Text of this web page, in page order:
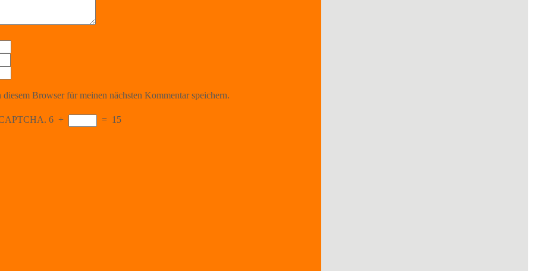
Browser für meinen nächsten Kommentar speichern.
CAPTCHA. 6 + = 15